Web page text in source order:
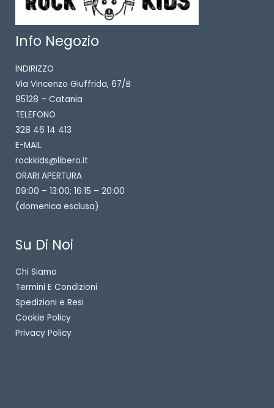
Info Negozio
INDIRIZZO
Via Vincenzo Giuffrida, 67/B
95128 – Catania
TELEFONO
328 46 14 413
E-MAIL
rockkids@libero.it
ORARI APERTURA
09:00 – 13:00; 16:15 – 20:00
(domenica esclusa)
Su Di Noi
Chi Siamo
Termini E Condizioni
Spedizioni e Resi
Cookie Policy
Privacy Policy